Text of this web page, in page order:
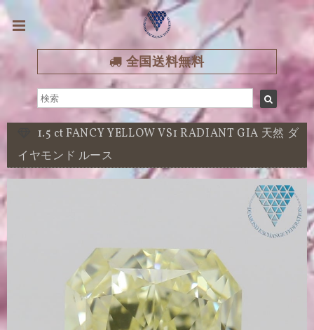
全国送料無料
1.5 ct FANCY YELLOW VS1 RADIANT GIA 天然 ダ
イヤモンド ルース